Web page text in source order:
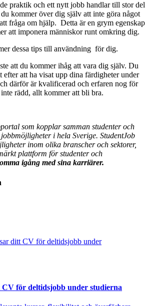
praktik och ett nytt jobb handlar till stor del
kommer över dig själv att inte göra något
fråga om hjälp. Detta är en grym egenskap
att imponera människor runt omkring dig.
dessa tips till användning för dig.
att du kommer ihåg att vara dig själv. Du
efter att ha visat upp dina färdigheter under
därför är kvalificerad och erfaren nog för
rädd, allt kommer att bli bra.
som kopplar samman studenter och
i hela Sverige. StudentJob
inom olika branscher och sektorer,
plattform för studenter och
igång med sina karriärer.
för deltidsjobb under studierna